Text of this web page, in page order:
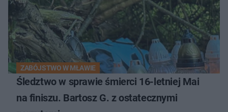
ZABÓJSTWO W MŁAWIE
Śledztwo w sprawie śmierci 16-letniej Mai
na finiszu. Bartosz G. z ostatecznymi